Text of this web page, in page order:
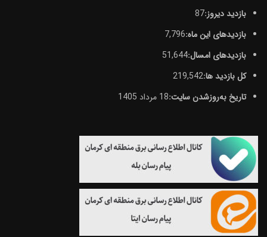
بازدید دیروز:87
بازدیدهای این ماه:7,796
بازدیدهای امسال:51,644
کل بازدید ها:219,542
تاریخ به‌روزشدن سایت:18 مرداد 1405